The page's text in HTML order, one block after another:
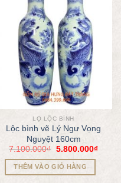
LỌ LỘC BÌNH
Lộc bình vẽ Lý Ngư Vọng
Nguyệt 160cm
7.100.000₫ 5.800.000₫
THÊM VÀO GIỎ HÀNG